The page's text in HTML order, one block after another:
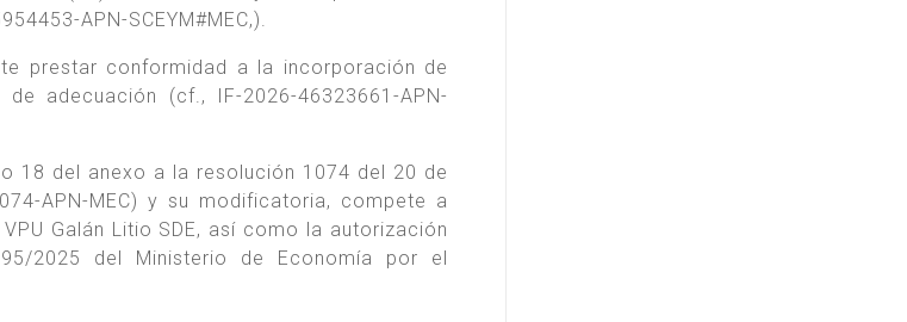
APN-SCEYM#MEC,).
prestar conformidad a la incorporación de
adecuación (cf., IF-2026-46323661-APN-
18 del anexo a la resolución 1074 del 20 de
APN-MEC) y su modificatoria, compete a
Galán Litio SDE, así como la autorización
2025 del Ministerio de Economía por el